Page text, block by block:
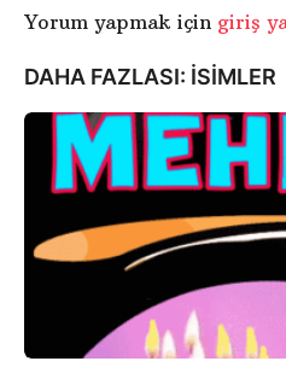
Yorum yapmak için giriş
DAHA FAZLASI: ISIMLER